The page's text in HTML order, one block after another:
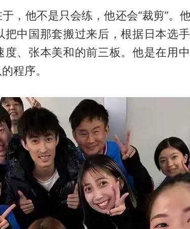
，他不是只会练，他还会“裁剪”。
中国那套搬过来后，根据日本选手
度、张本美和的前三板。他是在用
程序。